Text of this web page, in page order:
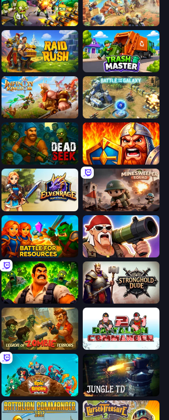
Zombies 4 Weapon Merge Day D Tower Rush
Raid & Rush Trash Master
Infinity Kingdom Battle for the Galaxy
Dead Seek WarLink: Crown & Clash
Elvenrage Minesweeper Squad
Battle for Resources Survival Ops
Zombie Lab Escape Stronghold Dude
Legion of Zombie Terrors Battalion Commander 2
Epic Empire: Tower Defense Jungle TD